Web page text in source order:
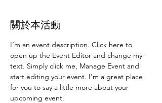
關於本活動
I’m an event description. Click here to
open up the Event Editor and change my
text. Simply click me, Manage Event and
start editing your event. I’m a great place
for you to say a little more about your
upcoming event.